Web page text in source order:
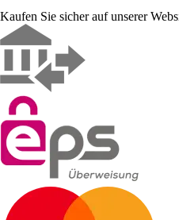
Kaufen Sie sicher auf unserer